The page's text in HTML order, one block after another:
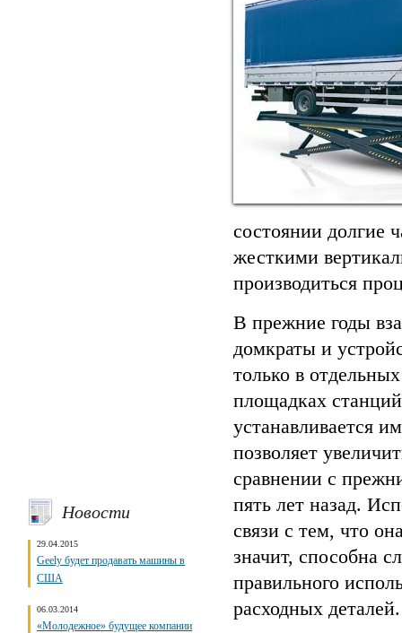
Новости
29.04.2015
Geely будет продавать машины в
США
06.03.2014
«Молодежное» будущее компании
состоянии долгие
жесткими
производиться
В прежние годы
домкраты и
только в
площадках
устанавливается
позволяет
сравнении с
пять лет назад.
связи с тем, что
значит, способна
правильного
расходных деталей.